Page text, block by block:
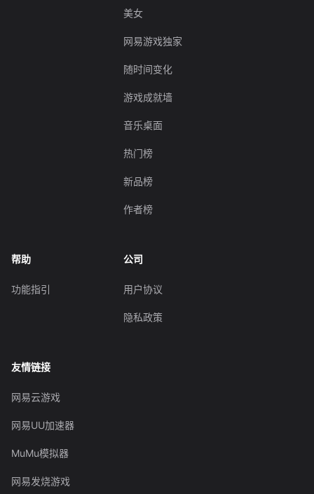
美女
网易游戏独家
随时间变化
游戏成就墙
音乐桌面
热门榜
新品榜
作者榜
帮助
功能指引
公司
用户协议
隐私政策
友情链接
网易云游戏
网易UU加速器
MuMu模拟器
网易发烧游戏